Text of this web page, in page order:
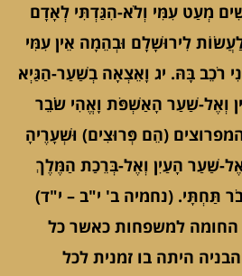
מְעַט עִמִּי וְלֹא-הִגַּדְתִּי לְאָדָם
לִירוּשָׁלִָם וּבְהֵמָה אֵין עִמִּי
רֹכֵב בָּהּ. יג וָאֵצְאָה בְשַׁעַר-הַגַּיְא
וְאֶל-שַׁעַר הָאַשְׁפֹּת וָאֱהִי שֹׂבֵר
(הֵם פְּרוּצִים) וּשְׁעָרֶיהָ
שַׁעַר הָעַיִן וְאֶל-בְּרֵכַת הַמֶּלֶךְ
תַּחְתָּי. (נחמיה ב' י"ב – י"ד)
החומה למשפחות כאשר כל
היתה בו זמנית לכל